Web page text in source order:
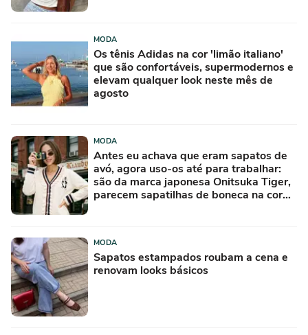
MODA
Os tênis Adidas na cor 'limão italiano'
que são confortáveis, supermodernos e
elevam qualquer look neste mês de
agosto
MODA
Antes eu achava que eram sapatos de
avó, agora uso-os até para trabalhar:
são da marca japonesa Onitsuka Tiger,
parecem sapatilhas de boneca na cor
MODA
Sapatos estampados roubam a cena e
renovam looks básicos